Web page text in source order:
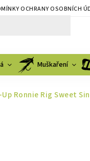
OCHRANY OSOBNÍCH
Muškaření
Ronnie Rig Sweet